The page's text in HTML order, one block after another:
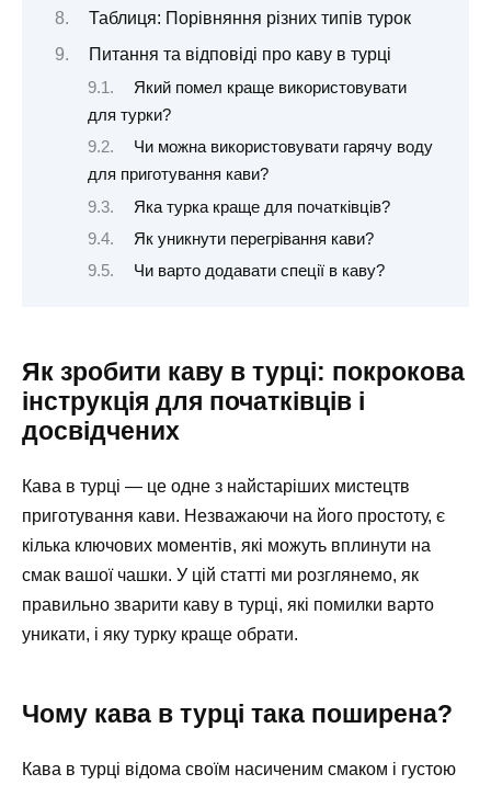
Таблиця: Порівняння різних типів турок
Питання та відповіді про каву в турці
Який помел краще використовувати
для турки?
Чи можна використовувати гарячу воду
для приготування кави?
Яка турка краще для початківців?
Як уникнути перегрівання кави?
Чи варто додавати спеції в каву?
Як зробити каву в турці: покрокова
інструкція для початківців і
досвідчених
Кава в турці — це одне з найстаріших мистецтв
приготування кави. Незважаючи на його простоту, є
кілька ключових моментів, які можуть вплинути на
смак вашої чашки. У цій статті ми розглянемо, як
правильно зварити каву в турці, які помилки варто
уникати, і яку турку краще обрати.
Чому кава в турці така поширена?
Кава в турці відома своїм насиченим смаком і густою